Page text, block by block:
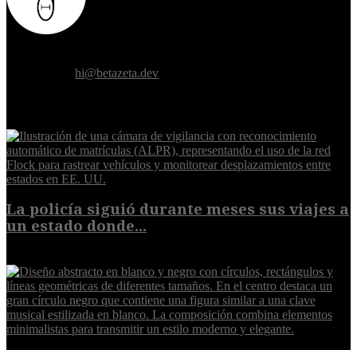
hi@betazeta.dev
La policía siguió durante meses sus viajes a
un estado donde...